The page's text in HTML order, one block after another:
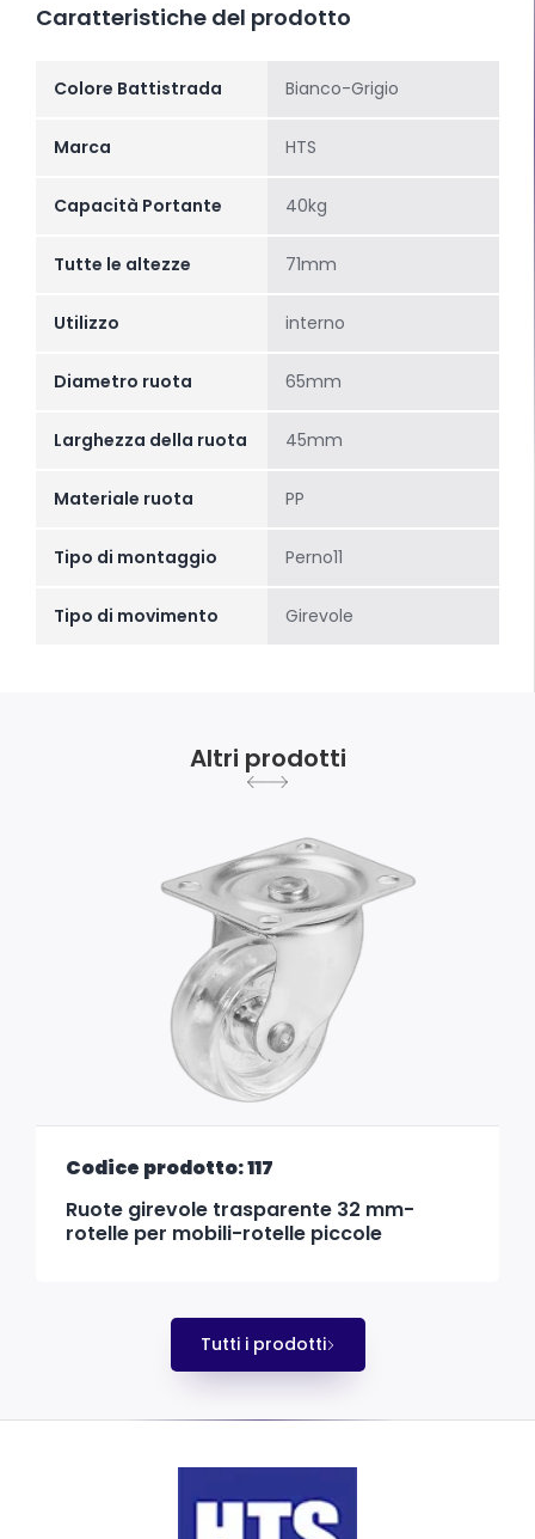
Caratteristiche del prodotto
Colore Battistrada Bianco-Grigio
Marca HTS
Capacità Portante 40kg
Tutte le altezze 71mm
Utilizzo interno
Diametro ruota 65mm
Larghezza della ruota 45mm
Materiale ruota PP
Tipo di montaggio Perno11
Tipo di movimento Girevole
Altri prodotti
Codice prodotto: 117
Ruote girevole trasparente 32 mm-
rotelle per mobili-rotelle piccole
Tutti i prodotti